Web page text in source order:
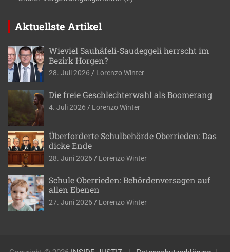
Aktuellste Artikel
Wieviel Sauhäfeli-Saudeggeli herrscht im
Bezirk Horgen?
28. Juli 2026 Lorenzo Winter
Die freie Geschlechterwahl als Boomerang
4. Juli 2026 Lorenzo Winter
Überforderte Schulbehörde Oberrieden: Das
dicke Ende
28. Juni 2026 Lorenzo Winter
Schule Oberrieden: Behördenversagen auf
allen Ebenen
27. Juni 2026 Lorenzo Winter